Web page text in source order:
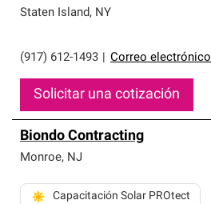
Staten Island, NY
(917) 612-1493 Correo electrónico
Solicitar una cotización
Biondo Contracting
Monroe, NJ
Capacitación Solar PROtect